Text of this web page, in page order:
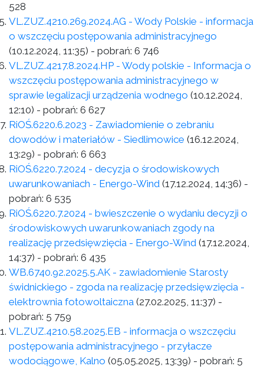
528
VL.ZUZ.4210.269.2024.AG - Wody Polskie - informacja
o wszczęciu postępowania administracyjnego
(10.12.2024, 11:35) - pobrań: 6 746
VL.ZUZ.4217.8.2024.HP - Wody polskie - Informacja o
wszczęciu postępowania administracyjnego w
sprawie legalizacji urządzenia wodnego (10.12.2024,
12:10) - pobrań: 6 627
RiOŚ.6220.6.2023 - Zawiadomienie o zebraniu
dowodów i materiałów - Siedlimowice (16.12.2024,
13:29) - pobrań: 6 663
RiOŚ.6220.7.2024 - decyzja o środowiskowych
uwarunkowaniach - Energo-Wind (17.12.2024, 14:36) -
pobrań: 6 535
RiOŚ.6220.7.2024 - bwieszczenie o wydaniu decyzji o
środowiskowych uwarunkowaniach zgody na
realizację przedsięwzięcia - Energo-Wind (17.12.2024,
14:37) - pobrań: 6 435
WB.6740.92.2025.5.AK - zawiadomienie Starosty
świdnickiego - zgoda na realizację przedsięwzięcia -
elektrownia fotowoltaiczna (27.02.2025, 11:37) -
pobrań: 5 759
VL.ZUZ.4210.58.2025.EB - informacja o wszczęciu
postępowania administracyjnego - przyłacze
wodociągowe, Kalno (05.05.2025, 13:39) - pobrań: 5